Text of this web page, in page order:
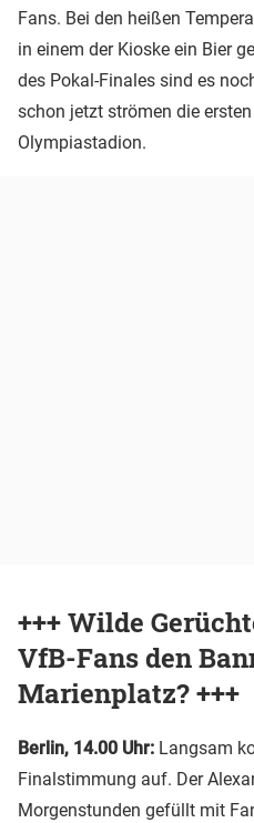
Fans. Bei den heißen
in einem der Kioske ein Bier
des Pokal-Finales sind es
schon jetzt strömen die
Olympiastadion.
+++ Wilde
VfB-Fans den
Marienplatz? +++
Berlin, 14.00 Uhr: Langsam
Finalstimmung auf. Der
Morgenstunden gefüllt mit